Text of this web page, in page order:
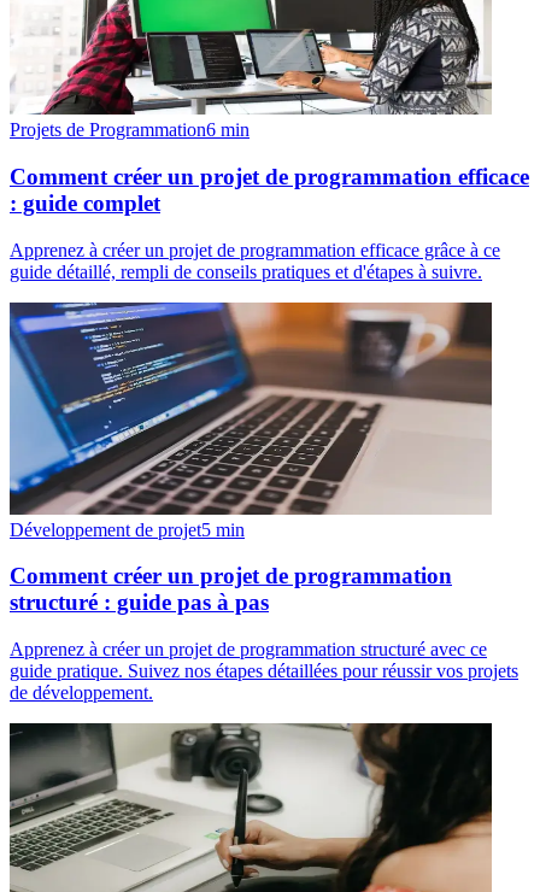
Projets de Programmation6 min
Comment créer un projet de programmation efficace
: guide complet
Apprenez à créer un projet de programmation efficace grâce à ce
guide détaillé, rempli de conseils pratiques et d'étapes à suivre.
Développement de projet5 min
Comment créer un projet de programmation
structuré : guide pas à pas
Apprenez à créer un projet de programmation structuré avec ce
guide pratique. Suivez nos étapes détaillées pour réussir vos projets
de développement.